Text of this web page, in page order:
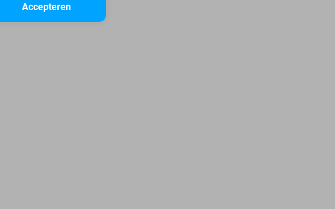
Accepteren